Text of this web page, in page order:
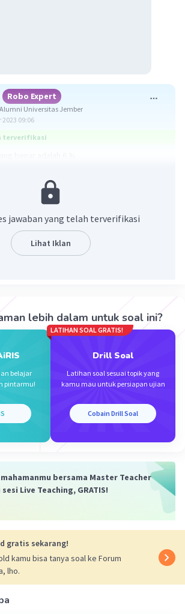
Robo Expert
Universitas Jember
2023 09:06
terverifikasi
pecahan biasa menjadi bentuk pecahan
memisahkan bilangan cacah dari
pecahan tersebut menjadi bentuk pecahan
6 ¾
·0.0
jawaban yang telah terverifikasi
Lihat Iklan
lebih dalam untuk soal ini?
belajar
pintarmu!
LATIHAN SOAL GRATIS!
Drill Soal
Latihan soal sesuai topik yang
kamu mau untuk persiapan ujian
Cobain Drill Soal
bersama Master Teacher
sesi Live Teaching, GRATIS!
gratis sekarang!
kamu bisa tanya soal ke Forum
lho.